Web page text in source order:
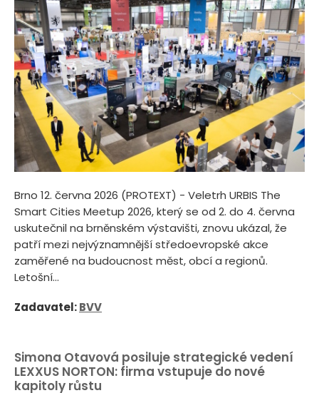
Brno 12. června 2026 (PROTEXT) - Veletrh URBIS The
Smart Cities Meetup 2026, který se od 2. do 4. června
uskutečnil na brněnském výstavišti, znovu ukázal, že
patří mezi nejvýznamnější středoevropské akce
zaměřené na budoucnost měst, obcí a regionů.
Letošní...
Zadavatel:BVV
Simona Otavová posiluje strategické vedení
LEXXUS NORTON: firma vstupuje do nové
kapitoly růstu